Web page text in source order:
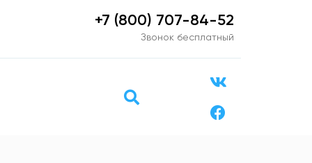
+7 (800) 707-84-52
Звонок бесплатный